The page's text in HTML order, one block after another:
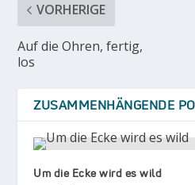
VORHERIGE
Auf die Ohren, fertig,
los
ZUSAMMENHÄNGENDE
Um die Ecke wird es wild